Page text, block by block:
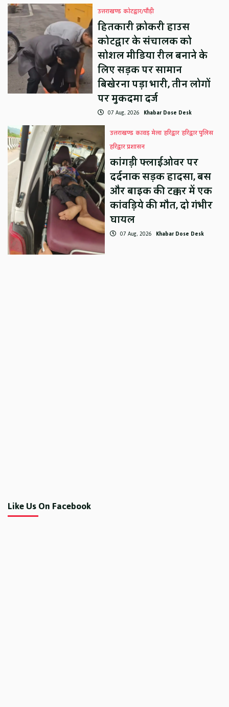
उत्तराखण्ड कोटद्वार/पौड़ी
हितकारी क्रोकरी हाउस
कोटद्वार के संचालक को
सोशल मीडिया रील बनाने के
लिए सड़क पर सामान
बिखेरना पड़ा भारी, तीन लोगों
पर मुकदमा दर्ज
07 Aug, 2026 Khabar Dose Desk
उत्तराखण्ड कावड़ मेला हरिद्वार हरिद्वार पुलिस
हरिद्वार प्रशासन
कांगड़ी फ्लाईओवर पर
दर्दनाक सड़क हादसा, बस
और बाइक की टक्कर में एक
कांवड़िये की मौत, दो गंभीर
घायल
07 Aug, 2026 Khabar Dose Desk
Like Us On Facebook